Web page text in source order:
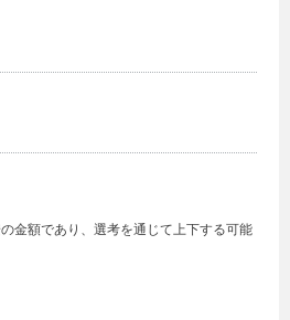
金額であり、選考を通じて上下する可能